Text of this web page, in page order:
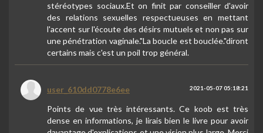
stéréotypes sociaux.Et on finit par conseiller d'avoir
des relations sexuelles respectueuses en mettant
l'accent sur l'écoute des désirs mutuels et non pas sur
une pénétration vaginale."La boucle est bouclée."diront
certains mais c'est un poil trop général.
user_610dd0778e6ee 2021-05-07 05:18:21
Points de vue très intéressants. Ce koob est très
dense en informations, je lirais bien le livre pour avoir